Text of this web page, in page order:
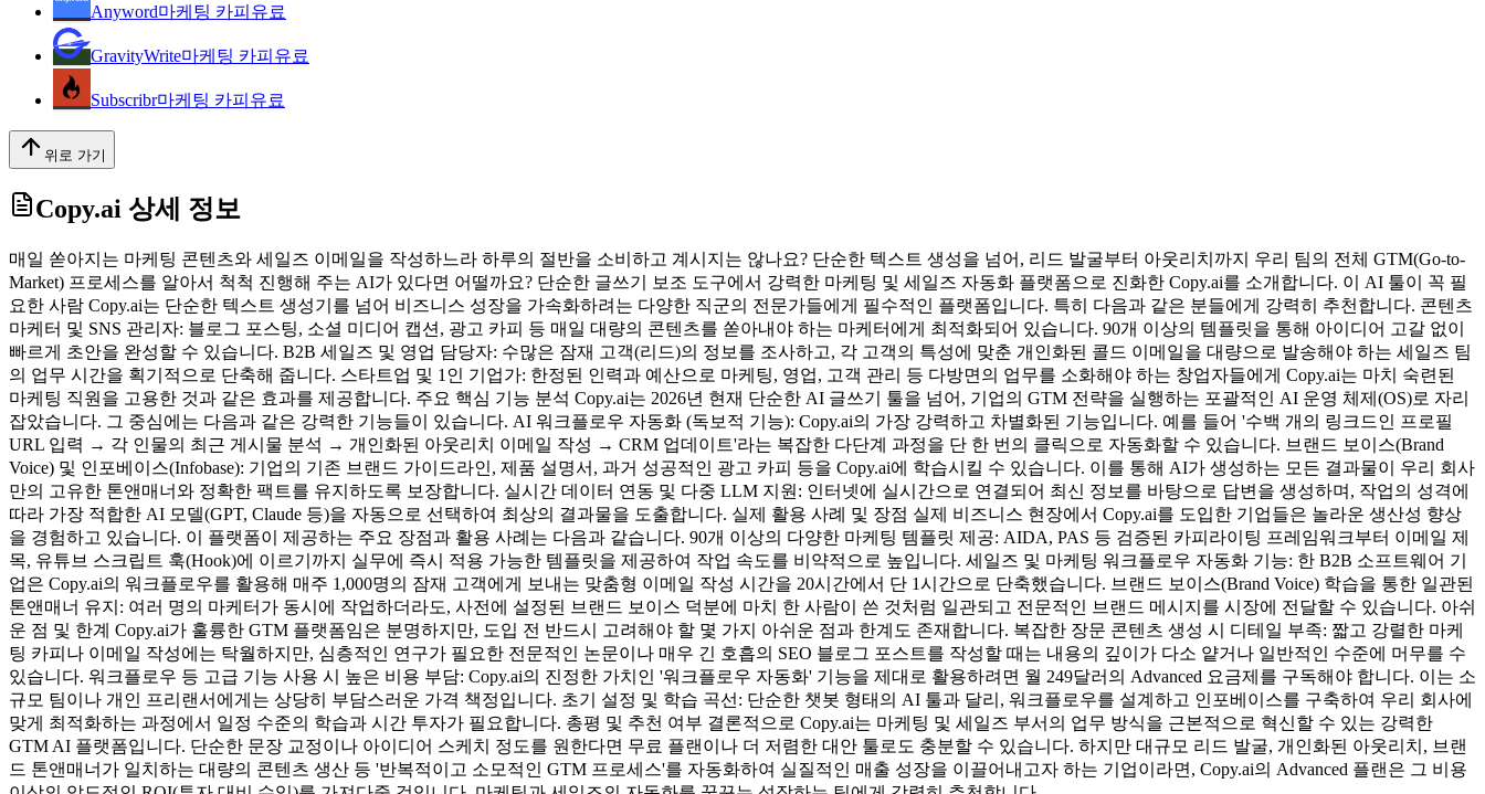
Anyword마케팅 카피 유료
GravityWrite마케팅 카피 유료
Subscribr마케팅 카피 유료
위로 가기
Copy.ai 상세 정보
매일 쏟아지는 마케팅 콘텐츠와 세일즈 이메일을 작성하느라 하루의 절반을 소비하고 계시지는 않나요? 단순한 텍스트 생성을 넘어, 리드 발굴부터 아웃리치까지 우리 팀의 전체 GTM(Go-to-
Market) 프로세스를 알아서 척척 진행해 주는 AI가 있다면 어떨까요? 단순한 글쓰기 보조 도구에서 강력한 마케팅 및 세일즈 자동화 플랫폼으로 진화한 Copy.ai를 소개합니다. 이 AI 툴이 꼭 필
요한 사람 Copy.ai는 단순한 텍스트 생성기를 넘어 비즈니스 성장을 가속화하려는 다양한 직군의 전문가들에게 필수적인 플랫폼입니다. 특히 다음과 같은 분들에게 강력히 추천합니다. 콘텐츠
마케터 및 SNS 관리자: 블로그 포스팅, 소셜 미디어 캡션, 광고 카피 등 매일 대량의 콘텐츠를 쏟아내야 하는 마케터에게 최적화되어 있습니다. 90개 이상의 템플릿을 통해 아이디어 고갈 없이
빠르게 초안을 완성할 수 있습니다. B2B 세일즈 및 영업 담당자: 수많은 잠재 고객(리드)의 정보를 조사하고, 각 고객의 특성에 맞춘 개인화된 콜드 이메일을 대량으로 발송해야 하는 세일즈 팀
의 업무 시간을 획기적으로 단축해 줍니다. 스타트업 및 1인 기업가: 한정된 인력과 예산으로 마케팅, 영업, 고객 관리 등 다방면의 업무를 소화해야 하는 창업자들에게 Copy.ai는 마치 숙련된
마케팅 직원을 고용한 것과 같은 효과를 제공합니다. 주요 핵심 기능 분석 Copy.ai는 2026년 현재 단순한 AI 글쓰기 툴을 넘어, 기업의 GTM 전략을 실행하는 포괄적인 AI 운영 체제(OS)로 자리
잡았습니다. 그 중심에는 다음과 같은 강력한 기능들이 있습니다. AI 워크플로우 자동화 (독보적 기능): Copy.ai의 가장 강력하고 차별화된 기능입니다. 예를 들어 '수백 개의 링크드인 프로필
URL 입력 → 각 인물의 최근 게시물 분석 → 개인화된 아웃리치 이메일 작성 → CRM 업데이트'라는 복잡한 다단계 과정을 단 한 번의 클릭으로 자동화할 수 있습니다. 브랜드 보이스(Brand
Voice) 및 인포베이스(Infobase): 기업의 기존 브랜드 가이드라인, 제품 설명서, 과거 성공적인 광고 카피 등을 Copy.ai에 학습시킬 수 있습니다. 이를 통해 AI가 생성하는 모든 결과물이 우리 회사
만의 고유한 톤앤매너와 정확한 팩트를 유지하도록 보장합니다. 실시간 데이터 연동 및 다중 LLM 지원: 인터넷에 실시간으로 연결되어 최신 정보를 바탕으로 답변을 생성하며, 작업의 성격에
따라 가장 적합한 AI 모델(GPT, Claude 등)을 자동으로 선택하여 최상의 결과물을 도출합니다. 실제 활용 사례 및 장점 실제 비즈니스 현장에서 Copy.ai를 도입한 기업들은 놀라운 생산성 향상
을 경험하고 있습니다. 이 플랫폼이 제공하는 주요 장점과 활용 사례는 다음과 같습니다. 90개 이상의 다양한 마케팅 템플릿 제공: AIDA, PAS 등 검증된 카피라이팅 프레임워크부터 이메일 제
목, 유튜브 스크립트 훅(Hook)에 이르기까지 실무에 즉시 적용 가능한 템플릿을 제공하여 작업 속도를 비약적으로 높입니다. 세일즈 및 마케팅 워크플로우 자동화 기능: 한 B2B 소프트웨어 기
업은 Copy.ai의 워크플로우를 활용해 매주 1,000명의 잠재 고객에게 보내는 맞춤형 이메일 작성 시간을 20시간에서 단 1시간으로 단축했습니다. 브랜드 보이스(Brand Voice) 학습을 통한 일관된
톤앤매너 유지: 여러 명의 마케터가 동시에 작업하더라도, 사전에 설정된 브랜드 보이스 덕분에 마치 한 사람이 쓴 것처럼 일관되고 전문적인 브랜드 메시지를 시장에 전달할 수 있습니다. 아쉬
운 점 및 한계 Copy.ai가 훌륭한 GTM 플랫폼임은 분명하지만, 도입 전 반드시 고려해야 할 몇 가지 아쉬운 점과 한계도 존재합니다. 복잡한 장문 콘텐츠 생성 시 디테일 부족: 짧고 강렬한 마케
팅 카피나 이메일 작성에는 탁월하지만, 심층적인 연구가 필요한 전문적인 논문이나 매우 긴 호흡의 SEO 블로그 포스트를 작성할 때는 내용의 깊이가 다소 얕거나 일반적인 수준에 머무를 수
있습니다. 워크플로우 등 고급 기능 사용 시 높은 비용 부담: Copy.ai의 진정한 가치인 '워크플로우 자동화' 기능을 제대로 활용하려면 월 249달러의 Advanced 요금제를 구독해야 합니다. 이는 소
규모 팀이나 개인 프리랜서에게는 상당히 부담스러운 가격 책정입니다. 초기 설정 및 학습 곡선: 단순한 챗봇 형태의 AI 툴과 달리, 워크플로우를 설계하고 인포베이스를 구축하여 우리 회사에
맞게 최적화하는 과정에서 일정 수준의 학습과 시간 투자가 필요합니다. 총평 및 추천 여부 결론적으로 Copy.ai는 마케팅 및 세일즈 부서의 업무 방식을 근본적으로 혁신할 수 있는 강력한
GTM AI 플랫폼입니다. 단순한 문장 교정이나 아이디어 스케치 정도를 원한다면 무료 플랜이나 더 저렴한 대안 툴로도 충분할 수 있습니다. 하지만 대규모 리드 발굴, 개인화된 아웃리치, 브랜
드 톤앤매너가 일치하는 대량의 콘텐츠 생산 등 '반복적이고 소모적인 GTM 프로세스'를 자동화하여 실질적인 매출 성장을 이끌어내고자 하는 기업이라면, Copy.ai의 Advanced 플랜은 그 비용